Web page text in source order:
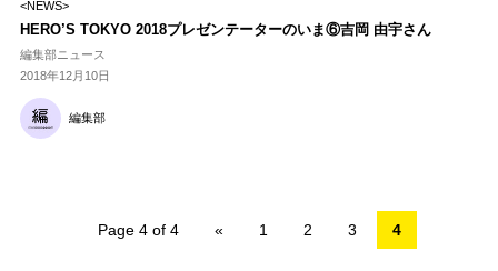
<NEWS>
HERO’S TOKYO 2018プレゼンテーターのいま⑥吉岡 由宇さん
編集部ニュース
2018年12月10日
編集部
Page 4 of 4 « 1 2 3 4